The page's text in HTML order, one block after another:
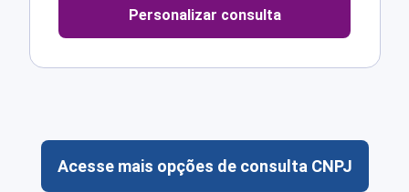
Personalizar consulta
Acesse mais opções de consulta CNPJ